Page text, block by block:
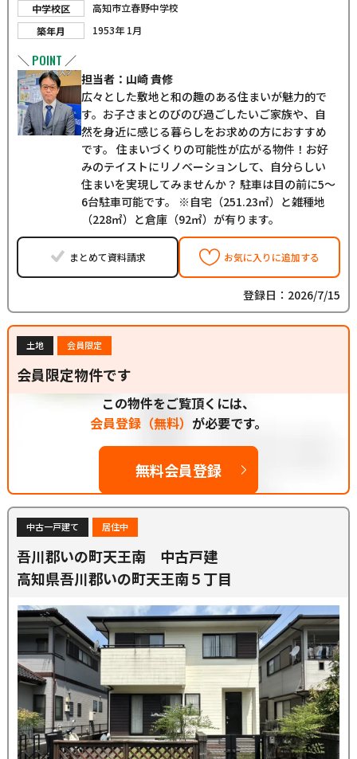
中学校区
高知市立春野中学校
築年月
1953年 1月
＼ POINT ／
担当者：山崎 貴修
広々とした敷地と和の趣のある住まいが魅力的で
す。お子さまとのびのび過ごしたいご家族や、自
然を身近に感じる暮らしをお求めの方におすすめ
です。 住まいづくりの可能性が広がる物件！お好
みのテイストにリノベーションして、自分らしい
住まいを実現してみませんか？ 駐車は目の前に5～
6台駐車可能です。 ※自宅（251.23㎡）と雑種地
（228㎡）と倉庫（92㎡）が有ります。
まとめて資料請求 お気に入りに追加する
登録日：2026/7/15
土地 会員限定
会員限定物件です
この物件をご覧頂くには、
会員登録（無料） が必要です。
無料会員登録
中古一戸建て 居住中
吾川郡いの町天王南 中古戸建
高知県吾川郡いの町天王南５丁目